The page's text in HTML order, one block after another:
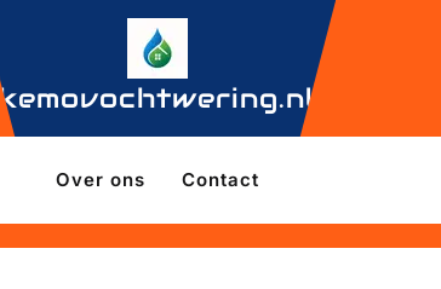
kemovochtwering.nl
Over ons Contact